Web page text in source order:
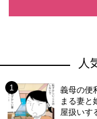
人
義母の便
まる妻と
屋扱いす